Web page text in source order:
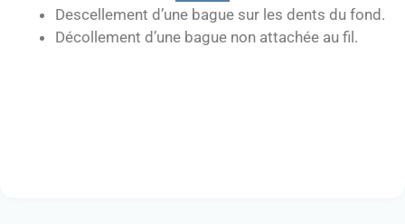
Descellement d’une bague sur les dents du fond.
Décollement d’une bague non attachée au fil.